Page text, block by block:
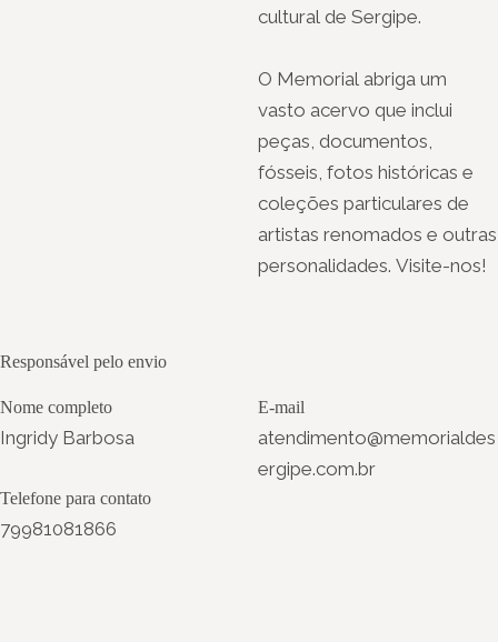
cultural de Sergipe.
O Memorial abriga um
vasto acervo que inclui
peças, documentos,
fósseis, fotos históricas e
coleções particulares de
artistas renomados e outras
personalidades. Visite-nos!
Responsável pelo envio
Nome completo
Ingridy Barbosa
Telefone para contato
79981081866
E-mail
atendimento@memorialdes
ergipe.com.br